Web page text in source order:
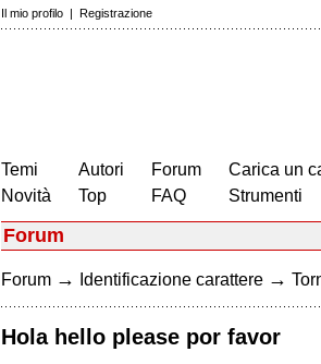
Il mio profilo | Registrazione
Temi
Novità
Autori
Top
Forum
FAQ
Carica un
Strumenti
Forum
Forum → Identificazione carattere →
Hola hello please por favor